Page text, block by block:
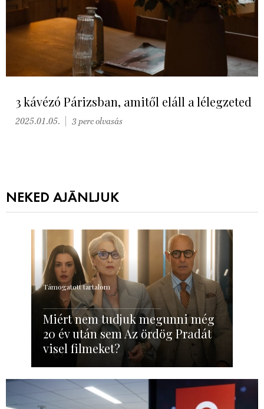
3 kávézó Párizsban, amitől eláll a lélegzeted
2025.01.05. 3 perc olvasás
NEKED AJÁNLJUK
Támogatott tartalom
Miért nem tudjuk megunni még
20 év után sem Az ördög Pradát
visel filmeket?